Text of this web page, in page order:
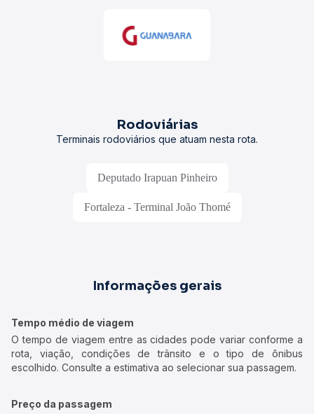
Rodoviárias
Terminais rodoviários que atuam nesta rota.
Deputado Irapuan Pinheiro
Fortaleza - Terminal João Thomé
Informações gerais
Tempo médio de viagem
O tempo de viagem entre as cidades pode variar conforme a
rota, viação, condições de trânsito e o tipo de ônibus
escolhido. Consulte a estimativa ao selecionar sua passagem.
Preço da passagem